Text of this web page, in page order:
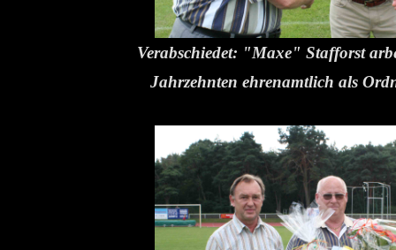
Verabschiedet: "Maxe" Stafforst
Jahrzehnten ehrenamtlich als